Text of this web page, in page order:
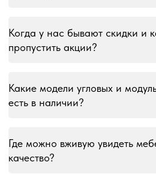
Когда у нас бывают скидки и
пропустить акции?
Какие модели угловых и
есть в наличии?
Где можно вживую увидеть
качество?